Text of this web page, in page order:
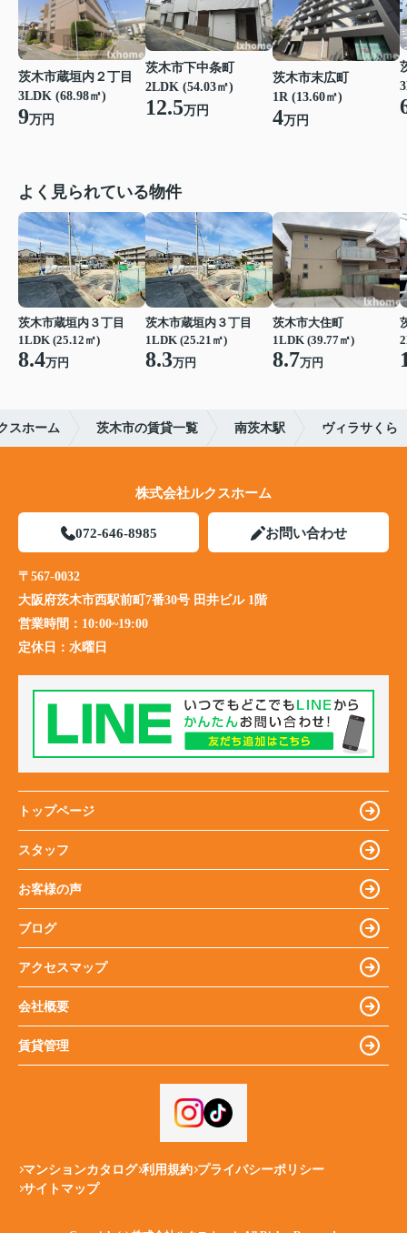
茨木市蔵垣内２丁目
3LDK (68.98㎡)
9万円
茨木市下中条町
2LDK (54.03㎡)
12.5万円
茨木市末広町
1R (13.60㎡)
4万円
よく見られている物件
茨木市蔵垣内３丁目
1LDK (25.12㎡)
8.4万円
茨木市蔵垣内３丁目
1LDK (25.21㎡)
8.3万円
茨木市大住町
1LDK (39.77㎡)
8.7万円
スホーム 茨木市の賃貸一覧 南茨木駅 ヴィラサくら
株式会社ルクスホーム
072-646-8985 お問い合わせ
〒567-0032
大阪府茨木市西駅前町7番30号 田井ビル 1階
営業時間： 10:00~19:00
定休日： 水曜日
トップページ
スタッフ
お客様の声
ブログ
アクセスマップ
会社概要
賃貸管理
マンションカタログ 利用規約 プライバシーポリシー
サイトマップ